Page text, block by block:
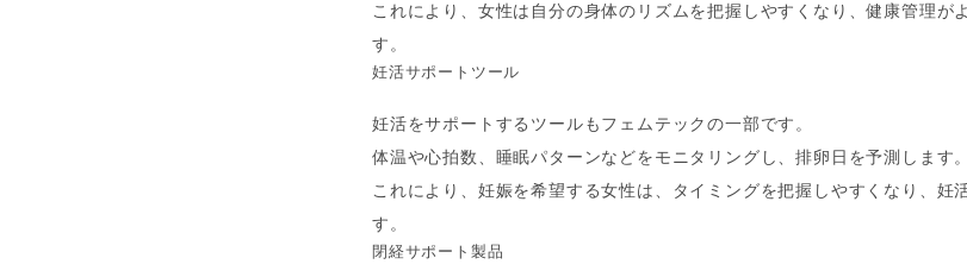
これにより、女性は自分の身体のリズムを把握しやすくなり、健康管理が
す。
妊活サポートツール
妊活をサポートするツールもフェムテックの一部です。
体温や心拍数、睡眠パターンなどをモニタリングし、排卵日を予測します。
これにより、妊娠を希望する女性は、タイミングを把握しやすくなり、妊
す。
閉経サポート製品